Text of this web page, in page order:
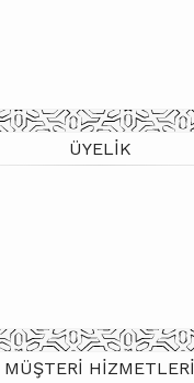
ÜYELIK
MÜŞTERI HIZMETLERI